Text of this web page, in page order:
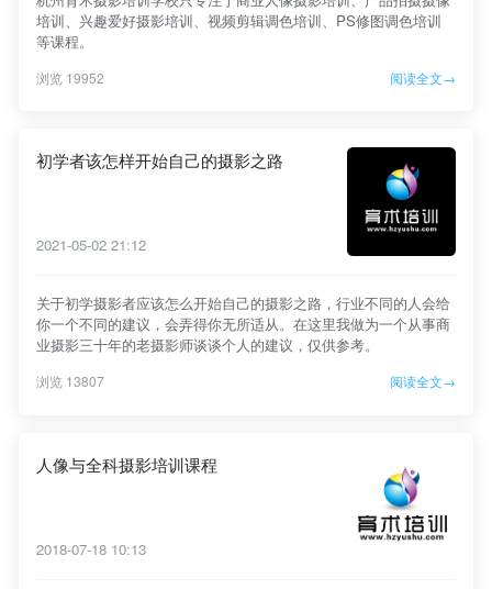
培训、兴趣爱好摄影培训、视频剪辑调色培训、PS修图调色培训
等课程。
浏览 19952 阅读全文→
初学者该怎样开始自己的摄影之路
2021-05-02 21:12
关于初学摄影者应该怎么开始自己的摄影之路，行业不同的人会给
你一个不同的建议，会弄得你无所适从。在这里我做为一个从事商
业摄影三十年的老摄影师谈谈个人的建议，仅供参考。
浏览 13807 阅读全文→
人像与全科摄影培训课程
2018-07-18 10:13